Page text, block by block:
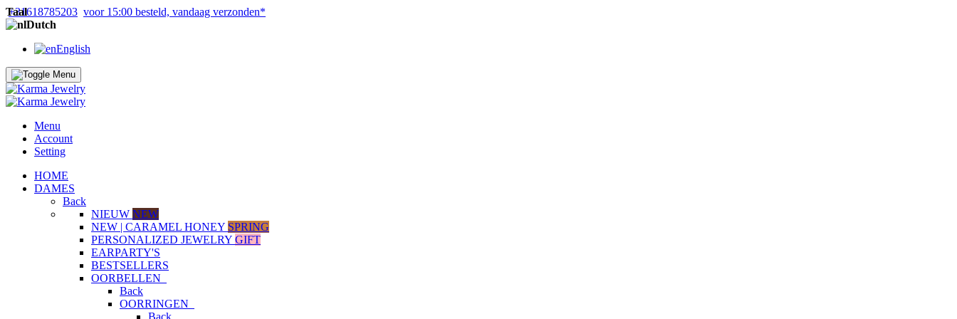
+31618785203 voor 15:00 besteld, vandaag verzonden*
Taal
Dutch
English
Menu
Account
Setting
HOME
DAMES
Back
NIEUW NEW
NEW | CARAMEL HONEY SPRING
PERSONALIZED JEWELRY GIFT
EARPARTY'S
BESTSELLERS
OORBELLEN
Back
OORRINGEN
Back